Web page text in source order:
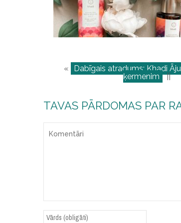
«
Dabīgais atradums: Khadi
ķermenim ||
TAVAS PĀRDOMAS PAR